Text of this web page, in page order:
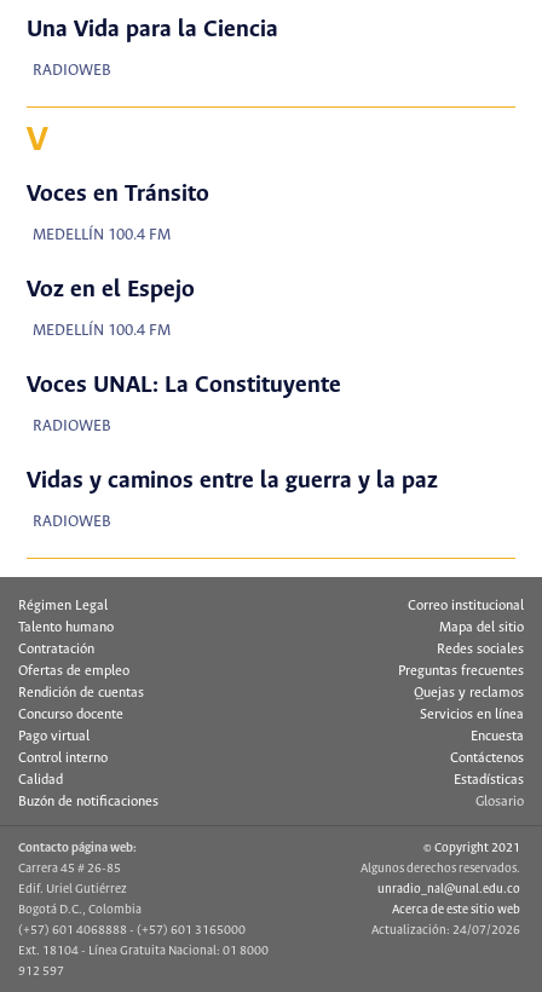
Una Vida para la Ciencia
RADIOWEB
V
Voces en Tránsito
MEDELLÍN 100.4 FM
Voz en el Espejo
MEDELLÍN 100.4 FM
Voces UNAL: La Constituyente
RADIOWEB
Vidas y caminos entre la guerra y la paz
RADIOWEB
Régimen Legal
Talento humano
Contratación
Ofertas de empleo
Rendición de cuentas
Concurso docente
Pago virtual
Control interno
Calidad
Buzón de notificaciones
Correo institucional
Mapa del sitio
Redes sociales
Preguntas frecuentes
Quejas y reclamos
Servicios en línea
Encuesta
Contáctenos
Estadísticas
Glosario
Contacto página web:
Carrera 45 # 26-85
Edif. Uriel Gutiérrez
Bogotá D.C., Colombia
(+57) 601 4068888 - (+57) 601 3165000
Ext. 18104 - Línea Gratuita Nacional: 01 8000
912 597
© Copyright 2021
Algunos derechos reservados.
unradio_nal@unal.edu.co
Acerca de este sitio web
Actualización: 24/07/2026